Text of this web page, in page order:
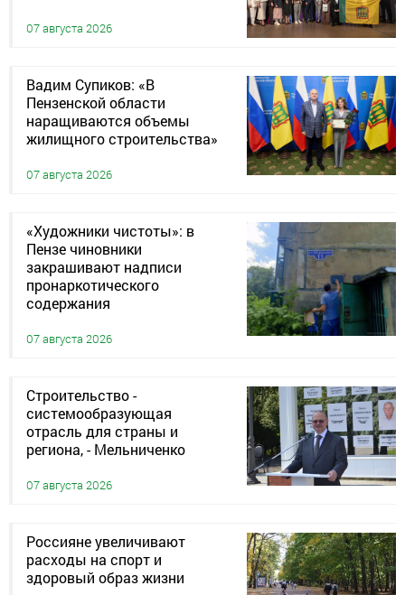
07 августа 2026
Вадим Супиков: «В
Пензенской области
наращиваются объемы
жилищного строительства»
07 августа 2026
«Художники чистоты»: в
Пензе чиновники
закрашивают надписи
пронаркотического
содержания
07 августа 2026
Строительство -
системообразующая
отрасль для страны и
региона, - Мельниченко
07 августа 2026
Россияне увеличивают
расходы на спорт и
здоровый образ жизни